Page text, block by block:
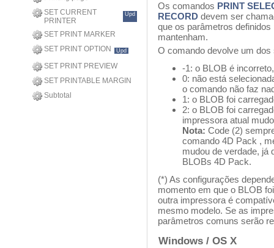
SET CURRENT
PRINTER
Upd
SET PRINT MARKER
SET PRINT OPTION
Upd
SET PRINT PREVIEW
SET PRINTABLE MARGIN
Subtotal
Os comandos PRINT
RECORD devem ser
que os parâmetros
mantenham.
O comando devolve um
-1: o BLOB é incorreto,
0: não está
o comando não faz
1: o BLOB foi
2: o BLOB foi
impressora atual
Nota: Code (2)
comando 4D Pack ,
mudou de verdade, já
BLOBs 4D Pack.
(*) As configurações
momento em que o BLOB
outra impressora é
mesmo modelo. Se as
parâmetros comuns serão
Windows / OS X